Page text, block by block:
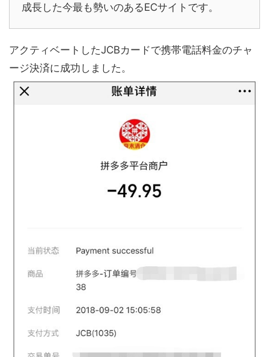
成長した今最も勢いのあるECサイトです。
アクティベートしたJCBカードで携帯電話料金のチャ
ージ決済に成功しました。